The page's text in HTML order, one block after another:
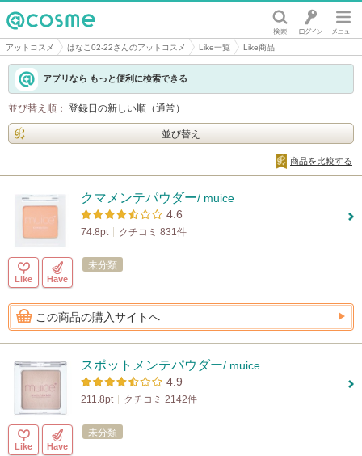
@cosme
アットコスメ はなこ02-22さんのアットコスメ Like一覧 Like商品
アプリなら もっと便利に検索できる
並び替え順： 登録日の新しい順（通常）
並び替え
商品を比較する
クマメンテパウダー/ muice
4.6
74.8pt クチコミ 831件
Like Have
未分類
この商品の購入サイトへ
スポットメンテパウダー/ muice
4.9
211.8pt クチコミ 2142件
Like Have
未分類